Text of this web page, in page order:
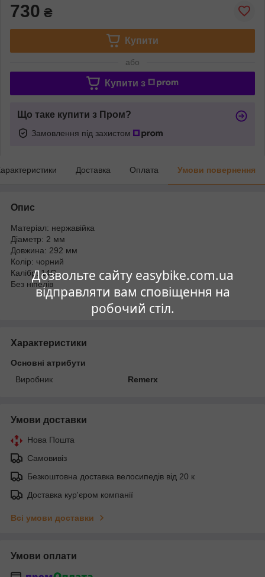
Дозвольте сайту easybike.com.ua
відправляти вам сповіщення на
робочий стіл.
730 ₴
Купити
або
Купити з
Що таке купити з Пром?
Замовлення під захистом
Доставка Оплата Умови повернення
Опис
Матеріал: нержавійка
Діаметр: 2 мм
Довжина: 292 мм
Колір: чорний
Калібр: 14G
Без ніпелів
Характеристики
Основні атрибути
Виробник
Remerx
Умови доставки
Нова Пошта
Самовивіз
Безкоштовна доставка велосипедів від 20 к
Доставка кур'єром компанії
Всі умови доставки
Умови оплати